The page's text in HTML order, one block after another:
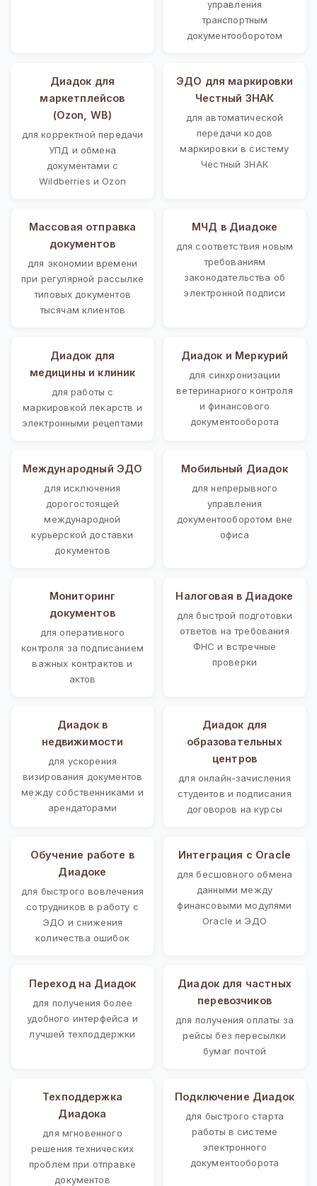
управления
транспортным
документооборотом
Диадок для
маркетплейсов
(Ozon, WB)
для корректной передачи
УПД и обмена
документами с
Wildberries и Ozon
ЭДО для маркировки
Честный ЗНАК
для автоматической
передачи кодов
маркировки в систему
Честный ЗНАК
Массовая отправка
документов
для экономии времени
при регулярной рассылке
типовых документов
тысячам клиентов
МЧД в Диадоке
для соответствия новым
требованиям
законодательства об
электронной подписи
Диадок для
медицины и клиник
для работы с
маркировкой лекарств и
электронными рецептами
Диадок и Меркурий
для синхронизации
ветеринарного контроля
и финансового
документооборота
Международный ЭДО
для исключения
дорогостоящей
международной
курьерской доставки
документов
Мобильный Диадок
для непрерывного
управления
документооборотом вне
офиса
Мониторинг
документов
для оперативного
контроля за подписанием
важных контрактов и
актов
Налоговая в Диадоке
для быстрой подготовки
ответов на требования
ФНС и встречные
проверки
Диадок в
недвижимости
для ускорения
визирования документов
между собственниками и
арендаторами
Диадок для
образовательных
центров
для онлайн-зачисления
студентов и подписания
договоров на курсы
Обучение работе в
Диадоке
для быстрого вовлечения
сотрудников в работу с
ЭДО и снижения
количества ошибок
Интеграция с Oracle
для бесшовного обмена
данными между
финансовыми модулями
Oracle и ЭДО
Переход на Диадок
для получения более
удобного интерфейса и
лучшей техподдержки
Диадок для частных
перевозчиков
для получения оплаты за
рейсы без пересылки
бумаг почтой
Техподдержка
Диадока
для мгновенного
решения технических
проблем при отправке
документов
Подключение Диадок
для быстрого старта
работы в системе
электронного
документооборота